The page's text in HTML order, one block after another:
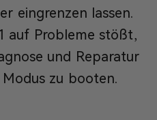
eingrenzen lassen.
auf Probleme stößt,
und Reparatur
zu booten.